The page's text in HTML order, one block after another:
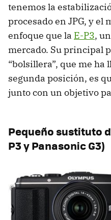
tenemos la
procesado en JPG, y el
enfoque que la E-P3,
mercado. Su principal
“bolsillera”, que me ha
segunda posición, es
junto con un objetivo
Pequeño sustituto
P3 y Panasonic G3)